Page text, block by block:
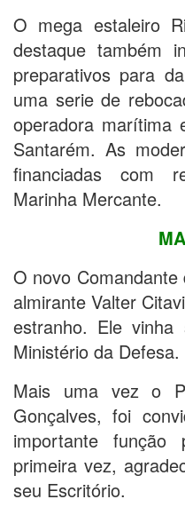
O mega estaleiro
destaque também
preparativos para
uma serie de
operadora marítima
Santarém. As
financiadas com
Marinha Mercante.
O novo Comandante
almirante Valter
estranho. Ele
Ministério da Defesa.
Mais uma vez o
Gonçalves, foi
importante
primeira vez,
seu Escritório.